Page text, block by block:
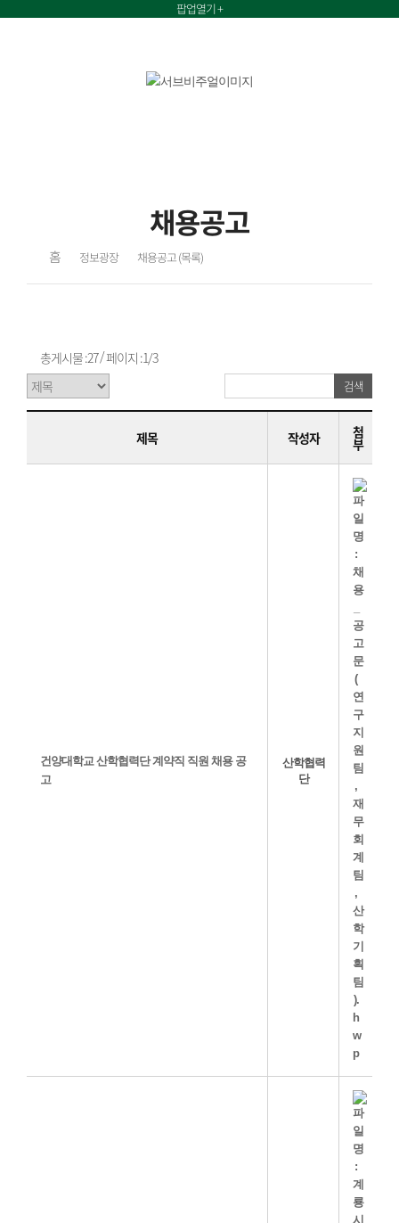
팝업열기 +
채용공고
홈 정보광장 채용공고 (목록)
총게시물 :27/페이지 :1/3
제목 작성자 첨
부
건양대학교 산학협력단 계약직 직원 채용 공
고
산학협력
단